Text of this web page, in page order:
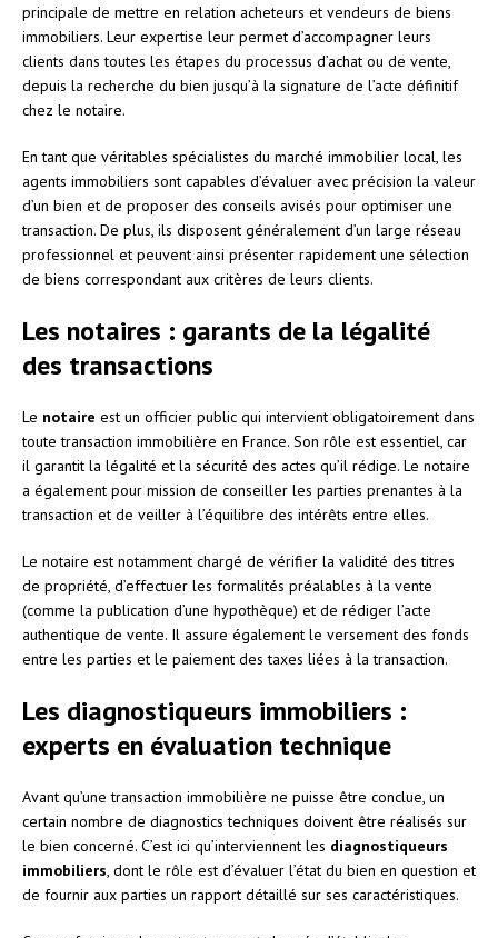
principale de mettre en relation acheteurs et vendeurs de biens
immobiliers. Leur expertise leur permet d’accompagner leurs
clients dans toutes les étapes du processus d’achat ou de vente,
depuis la recherche du bien jusqu’à la signature de l’acte définitif
chez le notaire.
En tant que véritables spécialistes du marché immobilier local, les
agents immobiliers sont capables d’évaluer avec précision la valeur
d’un bien et de proposer des conseils avisés pour optimiser une
transaction. De plus, ils disposent généralement d’un large réseau
professionnel et peuvent ainsi présenter rapidement une sélection
de biens correspondant aux critères de leurs clients.
Les notaires : garants de la légalité
des transactions
Le notaire est un officier public qui intervient obligatoirement dans
toute transaction immobilière en France. Son rôle est essentiel, car
il garantit la légalité et la sécurité des actes qu’il rédige. Le notaire
a également pour mission de conseiller les parties prenantes à la
transaction et de veiller à l’équilibre des intérêts entre elles.
Le notaire est notamment chargé de vérifier la validité des titres
de propriété, d’effectuer les formalités préalables à la vente
(comme la publication d’une hypothèque) et de rédiger l’acte
authentique de vente. Il assure également le versement des fonds
entre les parties et le paiement des taxes liées à la transaction.
Les diagnostiqueurs immobiliers :
experts en évaluation technique
Avant qu’une transaction immobilière ne puisse être conclue, un
certain nombre de diagnostics techniques doivent être réalisés sur
le bien concerné. C’est ici qu’interviennent les diagnostiqueurs
immobiliers , dont le rôle est d’évaluer l’état du bien en question et
de fournir aux parties un rapport détaillé sur ses caractéristiques.